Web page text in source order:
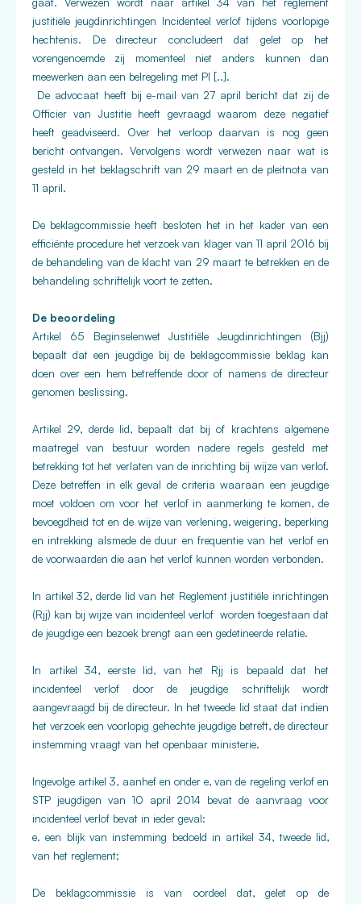
justitiële jeugdinrichtingen Incidenteel verlof tijdens voorlopige
hechtenis. De directeur concludeert dat gelet op het
vorengenoemde zij momenteel niet anders kunnen dan
meewerken aan een belregeling met PI [..].
De advocaat heeft bij e-mail van 27 april bericht dat zij de
Officier van Justitie heeft gevraagd waarom deze negatief
heeft geadviseerd. Over het verloop daarvan is nog geen
bericht ontvangen. Vervolgens wordt verwezen naar wat is
gesteld in het beklagschrift van 29 maart en de pleitnota van
11 april.
De beklagcommissie heeft besloten het in het kader van een
efficiënte procedure het verzoek van klager van 11 april 2016 bij
de behandeling van de klacht van 29 maart te betrekken en de
behandeling schriftelijk voort te zetten.
De beoordeling
Artikel 65 Beginselenwet Justitiële Jeugdinrichtingen (Bjj)
bepaalt dat een jeugdige bij de beklagcommissie beklag kan
doen over een hem betreffende door of namens de directeur
genomen beslissing.
Artikel 29, derde lid, bepaalt dat bij of krachtens algemene
maatregel van bestuur worden nadere regels gesteld met
betrekking tot het verlaten van de inrichting bij wijze van verlof.
Deze betreffen in elk geval de criteria waaraan een jeugdige
moet voldoen om voor het verlof in aanmerking te komen, de
bevoegdheid tot en de wijze van verlening, weigering, beperking
en intrekking alsmede de duur en frequentie van het verlof en
de voorwaarden die aan het verlof kunnen worden verbonden.
In artikel 32, derde lid van het Reglement justitiële inrichtingen
(Rjj) kan bij wijze van incidenteel verlof worden toegestaan dat
de jeugdige een bezoek brengt aan een gedetineerde relatie.
In artikel 34, eerste lid, van het Rjj is bepaald dat het
incidenteel verlof door de jeugdige schriftelijk wordt
aangevraagd bij de directeur. In het tweede lid staat dat indien
het verzoek een voorlopig gehechte jeugdige betreft, de directeur
instemming vraagt van het openbaar ministerie.
Ingevolge artikel 3, aanhef en onder e, van de regeling verlof en
STP jeugdigen van 10 april 2014 bevat de aanvraag voor
incidenteel verlof bevat in ieder geval:
e. een blijk van instemming bedoeld in artikel 34, tweede lid,
van het reglement;
De beklagcommissie is van oordeel dat, gelet op de